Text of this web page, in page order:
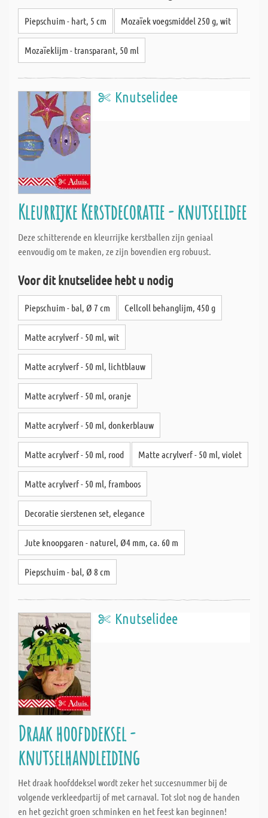
Piepschuim - hart, 5 cm Mozaïek voegsmiddel 250 g, wit
Mozaïeklijm - transparant, 50 ml
Knutselidee
Kleurrijke Kerstdecoratie - knutselidee
Deze schitterende en kleurrijke kerstballen zijn geniaal
eenvoudig om te maken, ze zijn bovendien erg robuust.
Voor dit knutselidee hebt u nodig
Piepschuim - bal, Ø 7 cm Cellcoll behanglijm, 450 g
Matte acrylverf - 50 ml, wit
Matte acrylverf - 50 ml, lichtblauw
Matte acrylverf - 50 ml, oranje
Matte acrylverf - 50 ml, donkerblauw
Matte acrylverf - 50 ml, rood Matte acrylverf - 50 ml, violet
Matte acrylverf - 50 ml, framboos
Decoratie sierstenen set, elegance
Jute knoopgaren - naturel, Ø4 mm, ca. 60 m
Piepschuim - bal, Ø 8 cm
Knutselidee
Draak hoofddeksel -
knutselhandleiding
Het draak hoofddeksel wordt zeker het succesnummer bij de
volgende verkleedpartij of met carnaval. Tot slot nog de handen
en het gezicht groen schminken en het feest kan beginnen!